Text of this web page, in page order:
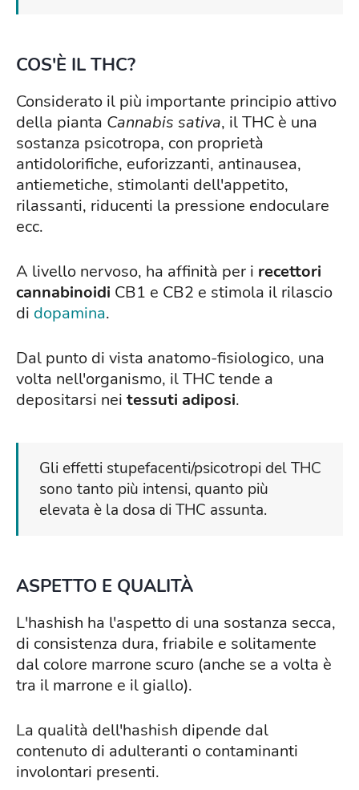
COS'È IL THC?
Considerato il più importante principio attivo
della pianta Cannabis sativa, il THC è una
sostanza psicotropa, con proprietà
antidolorifiche, euforizzanti, antinausea,
antiemetiche, stimolanti dell'appetito,
rilassanti, riducenti la pressione endoculare
ecc.
A livello nervoso, ha affinità per i recettori
cannabinoidi CB1 e CB2 e stimola il rilascio
di dopamina.
Dal punto di vista anatomo-fisiologico, una
volta nell'organismo, il THC tende a
depositarsi nei tessuti adiposi.
Gli effetti stupefacenti/psicotropi del THC
sono tanto più intensi, quanto più
elevata è la dosa di THC assunta.
ASPETTO E QUALITÀ
L'hashish ha l'aspetto di una sostanza secca,
di consistenza dura, friabile e solitamente
dal colore marrone scuro (anche se a volta è
tra il marrone e il giallo).
La qualità dell'hashish dipende dal
contenuto di adulteranti o contaminanti
involontari presenti.